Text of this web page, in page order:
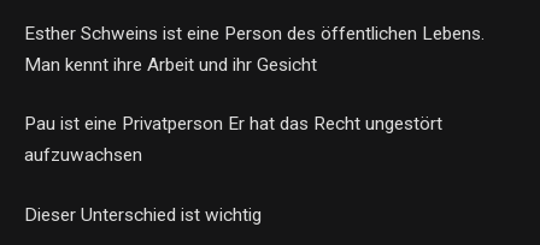
Esther Schweins ist eine Person des öffentlichen Lebens.
Man kennt ihre Arbeit und ihr Gesicht
Pau ist eine Privatperson Er hat das Recht ungestört
aufzuwachsen
Dieser Unterschied ist wichtig